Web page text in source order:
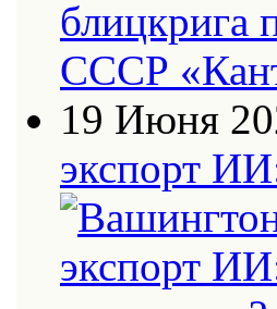
19 Июня
экспорт